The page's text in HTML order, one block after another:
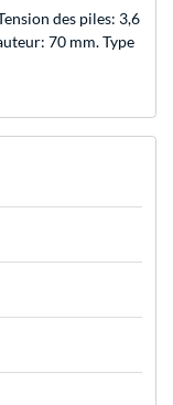
des piles: 3,6
70 mm. Type